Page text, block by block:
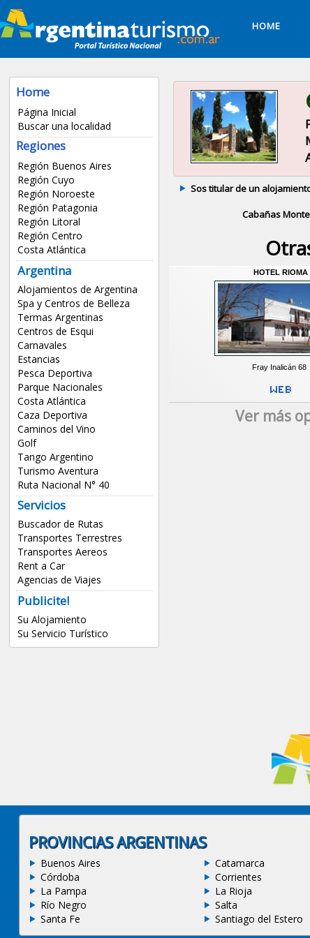
HOME
Home
Página Inicial
Buscar una localidad
Regiones
Región Buenos Aires
Región Cuyo
Región Noroeste
Región Patagonia
Región Litoral
Región Centro
Costa Atlántica
Argentina
Alojamientos de Argentina
Spa y Centros de Belleza
Termas Argentinas
Centros de Esqui
Carnavales
Estancias
Pesca Deportiva
Parque Nacionales
Costa Atlántica
Caza Deportiva
Caminos del Vino
Golf
Tango Argentino
Turismo Aventura
Ruta Nacional N° 40
Servicios
Buscador de Rutas
Transportes Terrestres
Transportes Aereos
Rent a Car
Agencias de Viajes
Publicite!
Su Alojamiento
Su Servicio Turístico
Sos titular de un
Cabañas
HOTEL RIOMA
Fray Inalicán 68
Ver más
PROVINCIAS ARGENTINAS
Buenos Aires Catamarca
Córdoba
Corrientes
La Pampa
La Rioja
Río Negro
Salta
Santa Fe
Santiago del Estero